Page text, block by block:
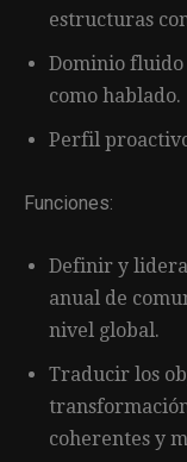
estructuras
Dominio fluido
como hablado.
Perfil
Funciones:
Definir y
anual de
nivel global.
Traducir los
coherentes y